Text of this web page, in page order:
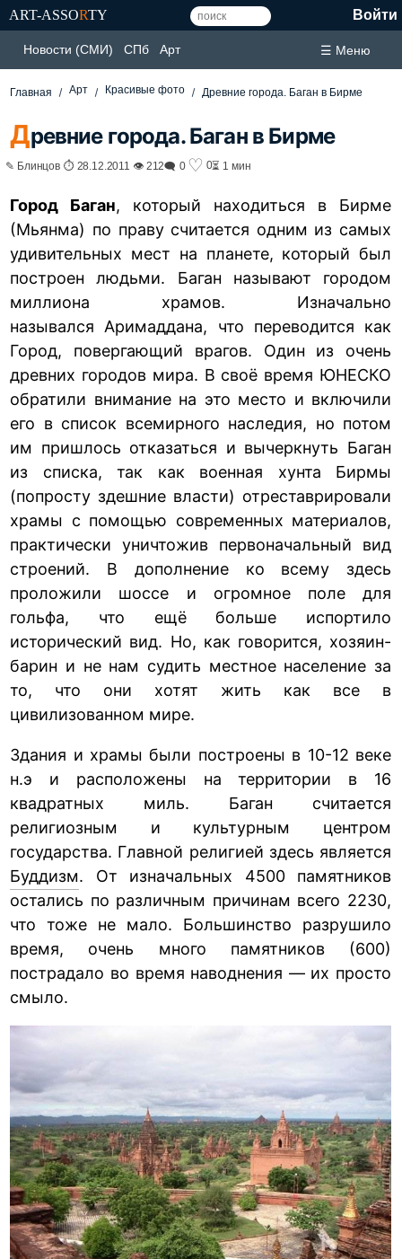
ART-ASSORTY Войти
Новости (СМИ) СПб Арт ☰ Меню
Главная Арт Красивые фото Древние города. Баган в Бирме
Древние города. Баган в Бирме
✎ Блинцов ⏱ 28.12.2011 👁 212🗨 0 ♡ 0⏳ 1 мин
Город Баган, который находиться в Бирме
(Мьянма) по праву считается одним из самых
удивительных мест на планете, который был
построен людьми. Баган называют городом
миллиона храмов. Изначально
назывался Аримаддана, что переводится как
Город, повергающий врагов. Один из очень
древних городов мира. В своё время ЮНЕСКО
обратили внимание на это место и включили
его в список всемирного наследия, но потом
им пришлось отказаться и вычеркнуть Баган
из списка, так как военная хунта Бирмы
(попросту здешние власти) отреставрировали
храмы с помощью современных материалов,
практически уничтожив первоначальный вид
строений. В дополнение ко всему здесь
проложили шоссе и огромное поле для
гольфа, что ещё больше испортило
исторический вид. Но, как говорится, хозяин-
барин и не нам судить местное население за
то, что они хотят жить как все в
цивилизованном мире.
Здания и храмы были построены в 10-12 веке
н.э и расположены на территории в 16
квадратных миль. Баган считается
религиозным и культурным центром
государства. Главной религией здесь является
Буддизм. От изначальных 4500 памятников
остались по различным причинам всего 2230,
что тоже не мало. Большинство разрушило
время, очень много памятников (600)
пострадало во время наводнения — их просто
смыло.